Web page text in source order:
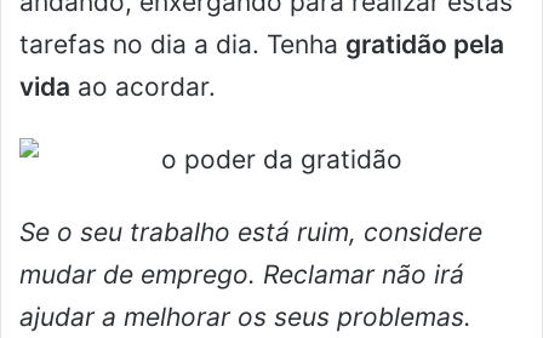
tarefas no dia a dia. Tenha gratidão pela
vida ao acordar.
Se o seu trabalho está ruim, considere
mudar de emprego. Reclamar não irá
ajudar a melhorar os seus problemas.